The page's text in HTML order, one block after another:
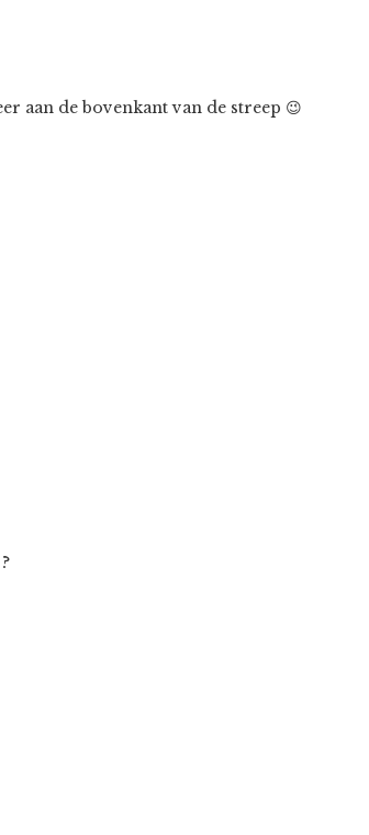
aan de bovenkant van de streep 😉